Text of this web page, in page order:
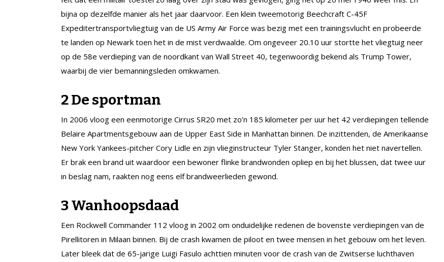
bijna op dezelfde ­manier als het jaar daarvoor. Een klein tweemotorig Beechcraft C-45F
Expeditertransportvliegtuig van de US Army Air Force was bezig met een trainingsvlucht en probeerde
te landen op Newark toen het in de mist verdwaalde. Om ongeveer 20.10 uur stortte het vliegtuig neer
op de 58e verdieping van de noordkant van Wall Street 40, tegenwoordig bekend als Trump Tower,
waarbij de vier bemanningsleden omkwamen.
2 De sportman
In 2006 vloog een eenmotorige Cirrus SR20 met zo’n 185 kilometer per uur het 42 verdiepingen tellende
Belaire Apartmentsgebouw aan de Upper East Side in Manhattan binnen. De inzittenden, de Amerikaanse
New York Yankees-pitcher Cory Lidle en zijn vlieg­instructeur Tyler Stanger, konden het niet na­vertellen.
Er brak een brand uit waardoor een ­bewoner flinke brandwonden opliep en bij het blussen, dat twee uur
in beslag nam, raakten nog eens elf brandweerlieden gewond.
3 Wanhoopsdaad
Een Rockwell Commander 112 vloog in 2002 om onduidelijke redenen de bovenste verdiepingen van de
Pirellitoren in Milaan binnen. Bij de crash kwamen de piloot en twee mensen in het gebouw om het leven.
Later bleek dat de 65-jarige Luigi Fasulo achttien minuten voor de crash van de Zwitserse luchthaven